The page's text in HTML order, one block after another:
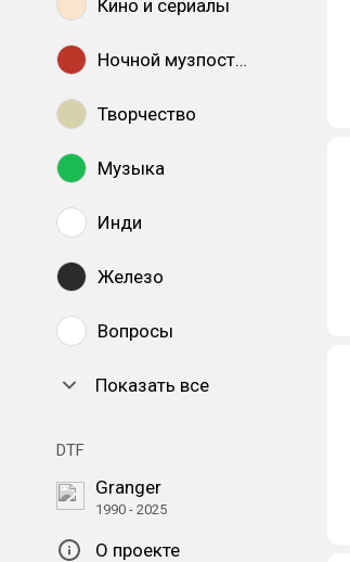
Кино и сериалы
Ночной музпостинг
Творчество
Музыка
Инди
Железо
Вопросы
Показать все
DTF
Granger
1990 - 2025
О проекте